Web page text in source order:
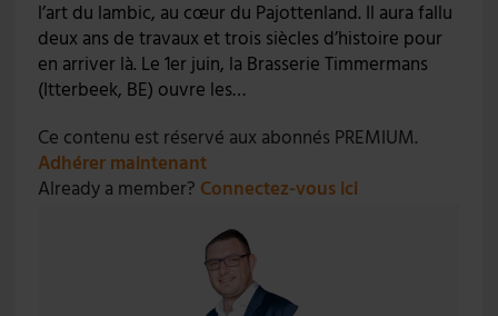
l’art du lambic, au cœur du Pajottenland. Il aura fallu
deux ans de travaux et trois siècles d’histoire pour
en arriver là. Le 1er juin, la Brasserie Timmermans
(Itterbeek, BE) ouvre les…
Ce contenu est réservé aux abonnés PREMIUM.
Adhérer maintenant
Already a member? Connectez-vous ici